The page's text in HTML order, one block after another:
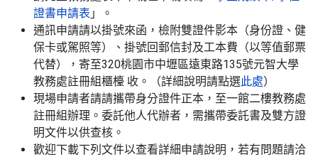
證書申請表 」。
通訊申請請以掛號來函，檢附雙證件影本（身份證、健
保卡或駕照等）、掛號回郵信封及工本費（以等值郵票
代替），寄至320桃園市中壢區遠東路135號元智大學
教務處註冊組櫃檯 收。（詳細說明請點選此處）
現場申請者請請攜帶身分證件正本，至一館二樓教務處
註冊組辦理。委託他人代辦者，需攜帶委託書及雙方證
明文件以供查核。
歡迎下載下列文件以查看詳細申請說明，若有問題請洽